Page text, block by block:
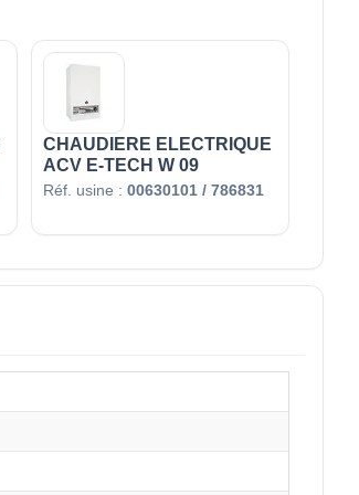
CHAUDIERE ELECTRIQUE
ACV E-TECH W 09
Réf. usine : 00630101 / 786831